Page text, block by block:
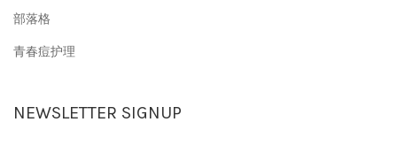
部落格
青春痘护理
NEWSLETTER SIGNUP